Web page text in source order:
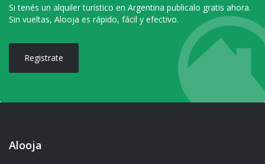
Si tenés un alquiler turístico en Argentina publicalo gratis ahora.
Sin vueltas, Alooja es rápido, fácil y efectivo.
Registrate
Alooja